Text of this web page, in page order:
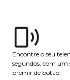
Encontre o seu
segundos, com um
premir de botão.